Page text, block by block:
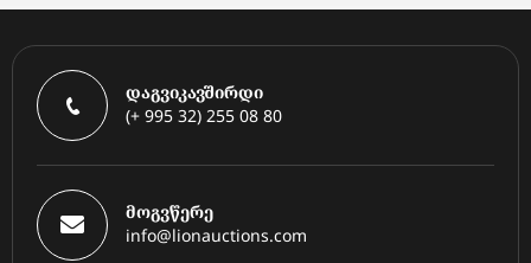
დაგვიკავშირდი
(+ 995 32) 255 08 80
მოგვწერე
info@lionauctions.com